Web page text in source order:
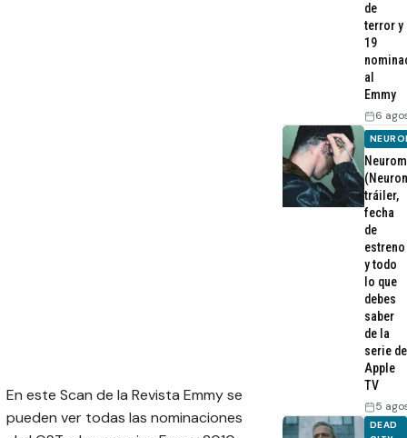
En este Scan de la Revista Emmy se
pueden ver todas las nominaciones
de
terror y
19
al
Emmy
6
tráiler,
fecha
de
estreno
y todo
lo que
debes
saber
de la
serie de
Apple
TV
5
DEAD